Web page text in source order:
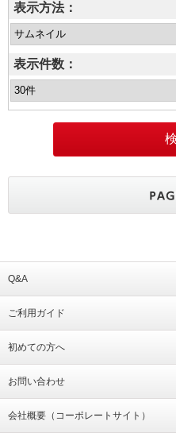
表示方法：
表示件数：
Q&A
ご利用ガイド
初めての方へ
お問い合わせ
会社概要（コーポレートサイト）